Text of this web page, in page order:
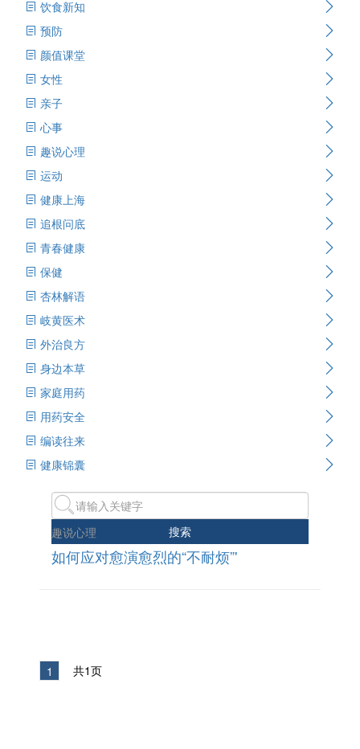
饮食新知
预防
颜值课堂
女性
亲子
心事
趣说心理
运动
健康上海
追根问底
青春健康
保健
杏林解语
岐黄医术
外治良方
身边本草
家庭用药
用药安全
编读往来
健康锦囊
搜索
趣说心理
如何应对愈演愈烈的“不耐烦”'
1 共1页